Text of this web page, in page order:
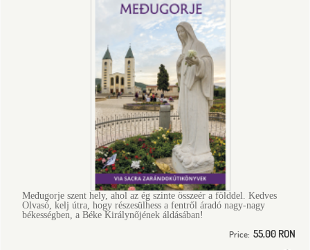
Međugorje szent hely, ahol az ég szinte összeér a földdel. Kedves
Olvasó, kelj útra, hogy részesülhess a fentről áradó nagy-nagy
békességben, a Béke Királynőjének áldásában!
Price: 55,00 RON